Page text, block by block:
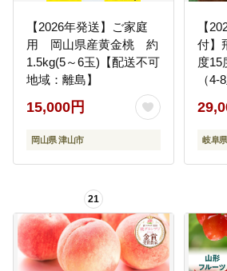
【2026年発送】ご家庭
用 岡山県産黄金桃 約
1.5kg(5～6玉)【配送不可
地域：離島】
15,000円
岡山県 津山市
【
付】
度15
（
お
最高
い桃 桃 朝採れ
幸茜
樹
岐阜
21